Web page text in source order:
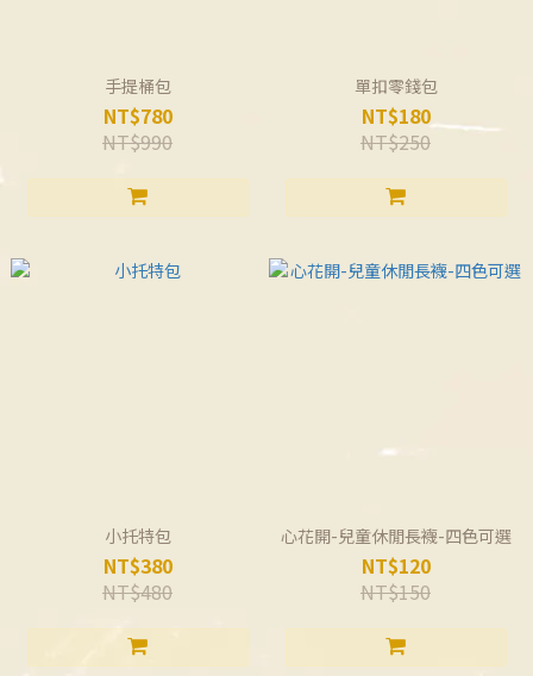
手提桶包
NT$780
NT$990
單扣零錢包
NT$180
NT$250
小托特包
NT$380
NT$480
心花開-兒童休閒長襪-四色可選
NT$120
NT$150